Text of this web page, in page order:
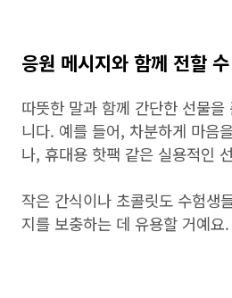
응원 메시지와 함께 전할
따뜻한 말과 함께 간단한 선물
니다. 예를 들어, 차분하게 마음
나, 휴대용 핫팩 같은 실용적인
작은 간식이나 초콜릿도 수험생
지를 보충하는 데 유용할 거예요.